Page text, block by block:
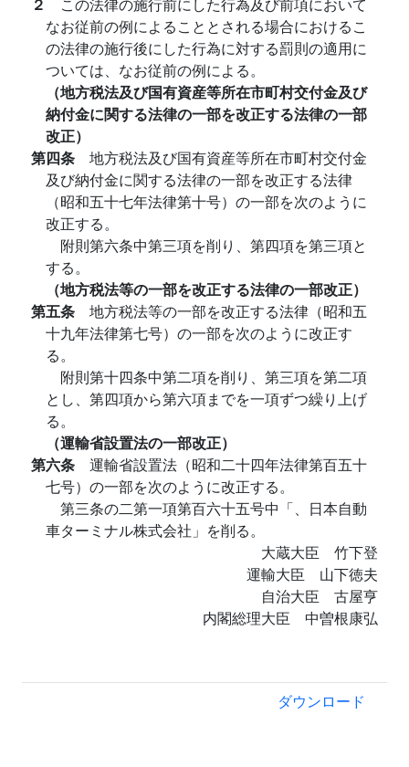
なお従前の例によることとされる場合におけるこ
の法律の施行後にした行為に対する罰則の適用に
ついては、なお従前の例による。
（地方税法及び国有資産等所在市町村交付金及び
納付金に関する法律の一部を改正する法律の一部
改正）
第四条 地方税法及び国有資産等所在市町村交付金
及び納付金に関する法律の一部を改正する法律
（昭和五十七年法律第十号）の一部を次のように
改正する。
附則第六条中第三項を削り、第四項を第三項と
する。
（地方税法等の一部を改正する法律の一部改正）
第五条 地方税法等の一部を改正する法律（昭和五
十九年法律第七号）の一部を次のように改正す
る。
附則第十四条中第二項を削り、第三項を第二項
とし、第四項から第六項までを一項ずつ繰り上げ
る。
（運輸省設置法の一部改正）
第六条 運輸省設置法（昭和二十四年法律第百五十
七号）の一部を次のように改正する。
第三条の二第一項第百六十五号中「、日本自動
車ターミナル株式会社」を削る。
大蔵大臣 竹下登
運輸大臣 山下徳夫
自治大臣 古屋亨
内閣総理大臣 中曽根康弘
ダウンロード